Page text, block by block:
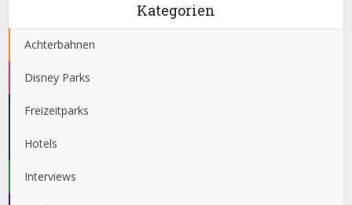
Kategorien
Achterbahnen
Disney Parks
Freizeitparks
Hotels
Interviews